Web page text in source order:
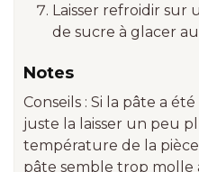
Laisser refroidir
de sucre à glacer
Notes
Conseils : Si la pâte a
juste la laisser un peu
température de la pièce
pâte semble trop